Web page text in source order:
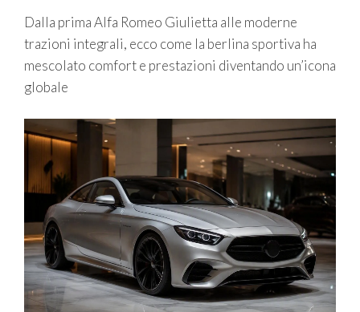
Dalla prima Alfa Romeo Giulietta alle moderne
trazioni integrali, ecco come la berlina sportiva ha
mescolato comfort e prestazioni diventando un’icona
globale